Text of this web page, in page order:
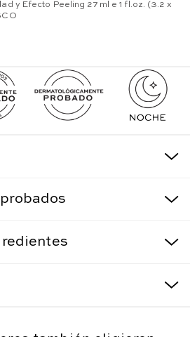
y Efecto Peeling 27 ml e 1 fl.oz. (3.2 x